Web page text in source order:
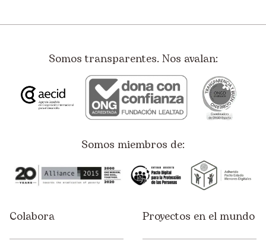
Somos transparentes. Nos avalan:
Somos miembros de:
Colabora Proyectos en el mundo